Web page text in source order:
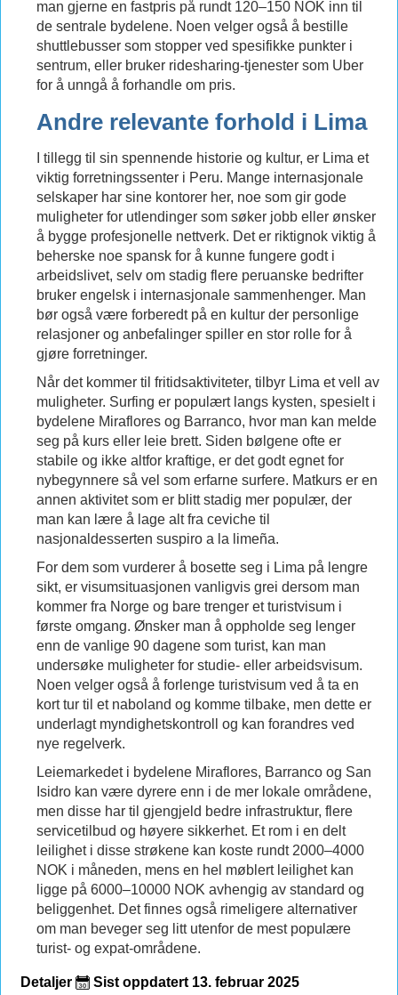
man gjerne en fastpris på rundt 120–150 NOK inn til
de sentrale bydelene. Noen velger også å bestille
shuttlebusser som stopper ved spesifikke punkter i
sentrum, eller bruker ridesharing-tjenester som Uber
for å unngå å forhandle om pris.
Andre relevante forhold i Lima
I tillegg til sin spennende historie og kultur, er Lima et
viktig forretningssenter i Peru. Mange internasjonale
selskaper har sine kontorer her, noe som gir gode
muligheter for utlendinger som søker jobb eller ønsker
å bygge profesjonelle nettverk. Det er riktignok viktig å
beherske noe spansk for å kunne fungere godt i
arbeidslivet, selv om stadig flere peruanske bedrifter
bruker engelsk i internasjonale sammenhenger. Man
bør også være forberedt på en kultur der personlige
relasjoner og anbefalinger spiller en stor rolle for å
gjøre forretninger.
Når det kommer til fritidsaktiviteter, tilbyr Lima et vell av
muligheter. Surfing er populært langs kysten, spesielt i
bydelene Miraflores og Barranco, hvor man kan melde
seg på kurs eller leie brett. Siden bølgene ofte er
stabile og ikke altfor kraftige, er det godt egnet for
nybegynnere så vel som erfarne surfere. Matkurs er en
annen aktivitet som er blitt stadig mer populær, der
man kan lære å lage alt fra ceviche til
nasjonaldesserten suspiro a la limeña.
For dem som vurderer å bosette seg i Lima på lengre
sikt, er visumsituasjonen vanligvis grei dersom man
kommer fra Norge og bare trenger et turistvisum i
første omgang. Ønsker man å oppholde seg lenger
enn de vanlige 90 dagene som turist, kan man
undersøke muligheter for studie- eller arbeidsvisum.
Noen velger også å forlenge turistvisum ved å ta en
kort tur til et naboland og komme tilbake, men dette er
underlagt myndighetskontroll og kan forandres ved
nye regelverk.
Leiemarkedet i bydelene Miraflores, Barranco og San
Isidro kan være dyrere enn i de mer lokale områdene,
men disse har til gjengjeld bedre infrastruktur, flere
servicetilbud og høyere sikkerhet. Et rom i en delt
leilighet i disse strøkene kan koste rundt 2000–4000
NOK i måneden, mens en hel møblert leilighet kan
ligge på 6000–10000 NOK avhengig av standard og
beliggenhet. Det finnes også rimeligere alternativer
om man beveger seg litt utenfor de mest populære
turist- og expat-områdene.
Detaljer Sist oppdatert 13. februar 2025